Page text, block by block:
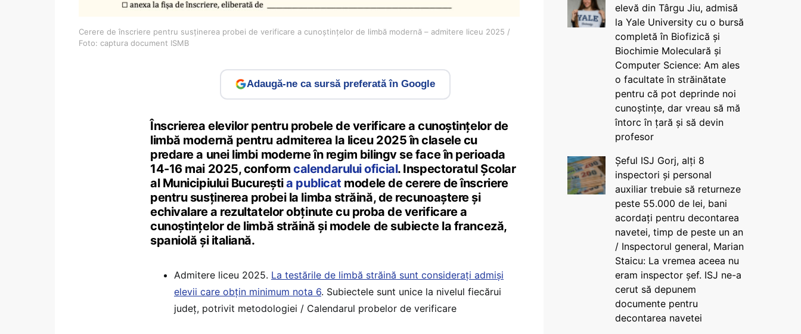
Cerere de înscriere pentru susținerea probei de verificare a cunoștințelor de limbă modernă – admitere liceu 2025 /
Foto: captura document ISMB
Adaugă-ne ca sursă preferată în Google
Înscrierea elevilor pentru probele de verificare a cunoștințelor de
limbă modernă pentru admiterea la liceu 2025 în clasele cu
predare a unei limbi moderne în regim bilingv se face în perioada
14-16 mai 2025, conformcalendarului oficial. Inspectoratul Școlar
al Municipiului Bucureștia publicat modele de cerere de înscriere
pentru susținerea probei la limba străină, de recunoaștere și
echivalare a rezultatelor obținute cu proba de verificare a
cunoștințelor de limbă străină și modele de subiecte la franceză,
spaniolă și italiană.
Admitere liceu 2025. La testările de limbă străină sunt considerați admiși
elevii care obțin minimum nota 6. Subiectele sunt unice la nivelul fiecărui
județ, potrivit metodologiei / Calendarul probelor de verificare
elevă din Târgu Jiu, admisă
la Yale University cu o bursă
completă în Biofizică și
Biochimie Moleculară și
Computer Science: Am ales
o facultate în străinătate
pentru că pot deprinde noi
cunoștințe, dar vreau să mă
întorc în țară și să devin
profesor
Șeful ISJ Gorj, alți 8
inspectori și personal
auxiliar trebuie să returneze
peste 55.000 de lei, bani
acordați pentru decontarea
navetei, timp de peste un an
/ Inspectorul general, Marian
Staicu: La vremea aceea nu
eram inspector șef. ISJ ne-a
cerut să depunem
documente pentru
decontarea navetei